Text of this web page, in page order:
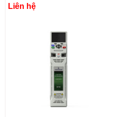
Liên hệ